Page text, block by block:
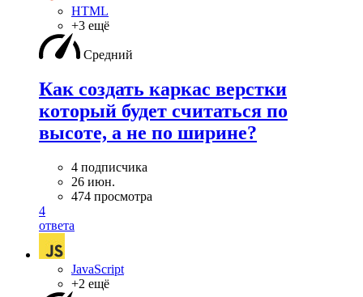
HTML
+3 ещё
Средний
Как создать каркас верстки
который будет считаться по
высоте, а не по ширине?
4 подписчика
26 июн.
474 просмотра
4
ответа
JavaScript
+2 ещё